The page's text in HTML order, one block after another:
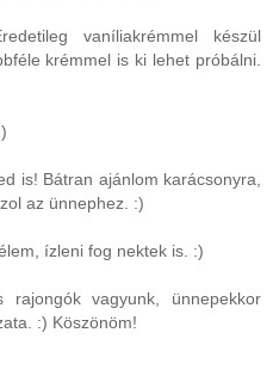
vaníliakrémmel készül
krémmel is ki lehet próbálni.
is! Bátran ajánlom karácsonyra,
az ünnephez. :)
ízleni fog nektek is. :)
vagyunk, ünnepekkor
:) Köszönöm!